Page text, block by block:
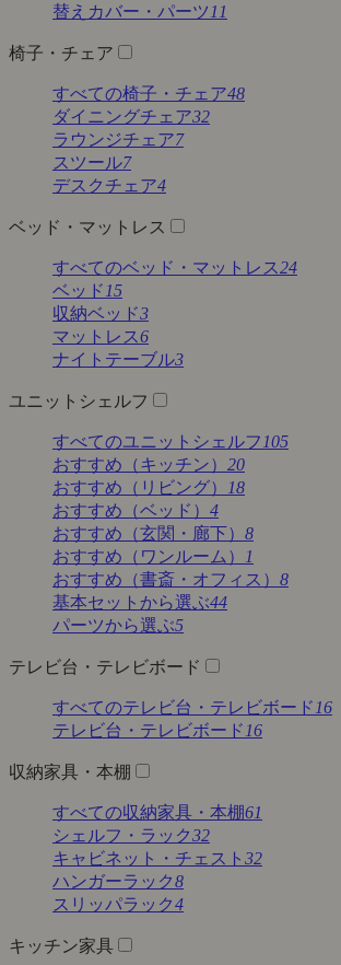
替えカバー・パーツ 11
椅子・チェア
すべての椅子・チェア48
ダイニングチェア32
ラウンジチェア7
スツール7
デスクチェア4
ベッド・マットレス
すべてのベッド・マットレス24
ベッド 15
収納ベッド3
マットレス6
ナイトテーブル3
ユニットシェルフ
すべてのユニットシェルフ 105
おすすめ（キッチン） 20
おすすめ（リビング）
18
おすすめ（ベッド） 4
おすすめ（玄関・廊下） 8
おすすめ（ワンルーム）
1
おすすめ（書斎・オフィス） 8
基本セットから選ぶ44
パーツから選ぶ5
テレビ台・テレビボード
すべてのテレビ台・テレビボード 16
テレビ台・テレビボード 16
収納家具・本棚
すべての収納家具・本棚61
シェルフ・ラック32
キャビネット・チェスト 32
ハンガーラック8
スリッパラック4
キッチン家具